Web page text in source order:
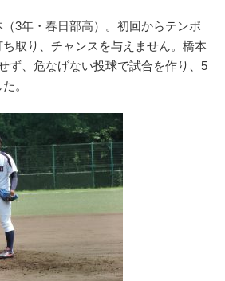
3年・春日部高）。初回からテンポ
取り、チャンスを与えません。橋本
ず、危なげない投球で試合を作り、5
。